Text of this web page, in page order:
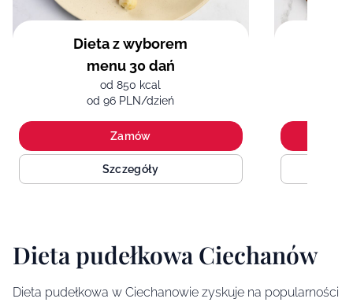
Dieta z wyborem
menu 30 dań
od 850 kcal
od 96 PLN/dzień
Zamów
Szczegóły
Dieta pudełkowa Ciechanów
Dieta pudełkowa w Ciechanowie zyskuje na popularności